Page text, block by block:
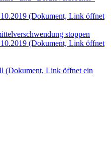
(Dokument, Link öffnet
stoppen
(Dokument, Link öffnet
(Dokument, Link öffnet ein